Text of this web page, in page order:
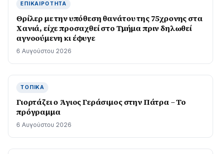
ΕΠΙΚΑΙΡΌΤΗΤΑ
Θρίλερ με την υπόθεση θανάτου της 75χρονης στα
Χανιά, είχε προσαχθεί στο Τμήμα πριν δηλωθεί
αγνοούμενη κι έφυγε
6 Αυγούστου 2026
ΤΟΠΙΚΆ
Γιορτάζει ο Άγιος Γεράσιμος στην Πάτρα – Το
πρόγραμμα
6 Αυγούστου 2026